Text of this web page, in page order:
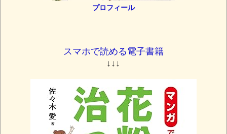
プロフィール
スマホで読める電子書籍
↓↓↓